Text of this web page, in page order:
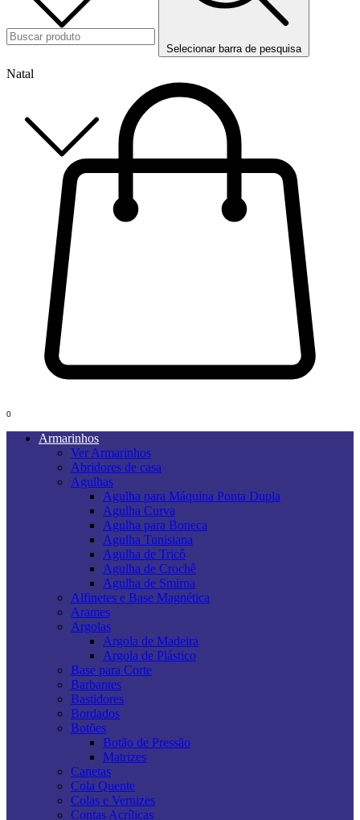
Natal
Selecionar barra de pesquisa
0
Armarinhos
Ver Armarinhos
Abridores de casa
Agulhas
Agulha para Máquina Ponta Dupla
Agulha Curva
Agulha para Boneca
Agulha Tunisiana
Agulha de Tricô
Agulha de Crochê
Agulha de Smirna
Alfinetes e Base Magnética
Arames
Argolas
Argola de Madeira
Argola de Plástico
Base para Corte
Barbantes
Bastidores
Bordados
Botões
Botão de Pressão
Matrizes
Canetas
Cola Quente
Colas e Vernizes
Contas Acrílicas